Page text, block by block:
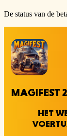
De status van de
MAGIFEST
HET